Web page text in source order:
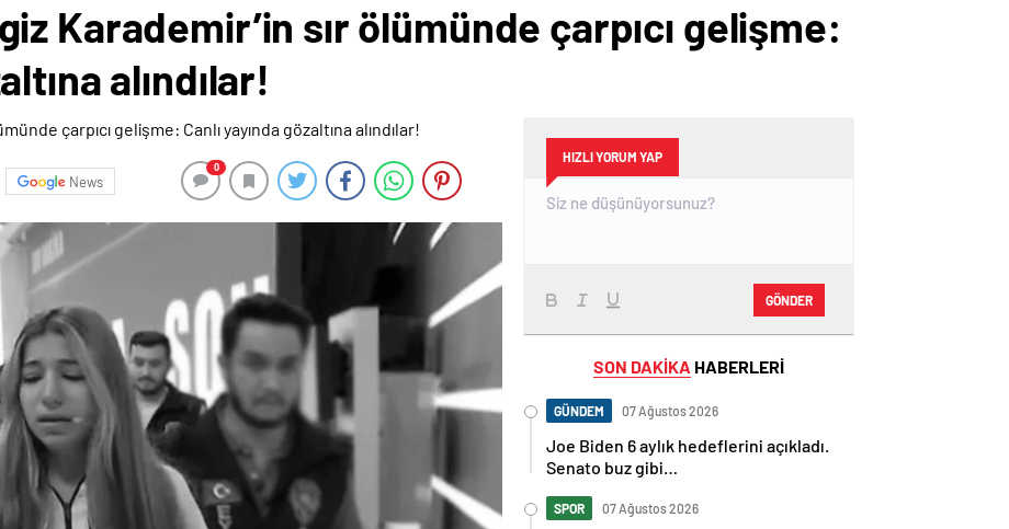
Karademir’in sır ölümünde çarpıcı gelişme:
alındılar!
News
0
HIZLI YORUM YAP
GÖNDER
SON DAKİKA HABERLERİ
GÜNDEM 07 Ağustos 2026
Joe Biden 6 aylık hedeflerini açıkladı.
Senato buz gibi…
SPOR 07 Ağustos 2026